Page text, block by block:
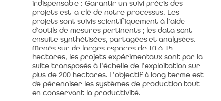
indispensable : Garantir un suivi précis des
projets est la clé de notre processus. Les
projets sont suivis scientifiquement à l’aide
d’outils de mesures pertinents ; les data sont
ensuite synthétisées, partagées et analysées.
Menés sur de larges espaces de 10 à 15
hectares, les projets expérimentaux sont par la
suite transposés à l’échelle de l’exploitation sur
plus de 200 hectares. L’objectif à long terme est
de pérenniser les systèmes de production tout
en conservant la productivité.